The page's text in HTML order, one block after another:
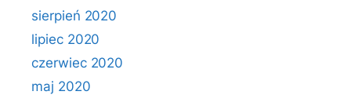
sierpień 2020
lipiec 2020
czerwiec 2020
maj 2020